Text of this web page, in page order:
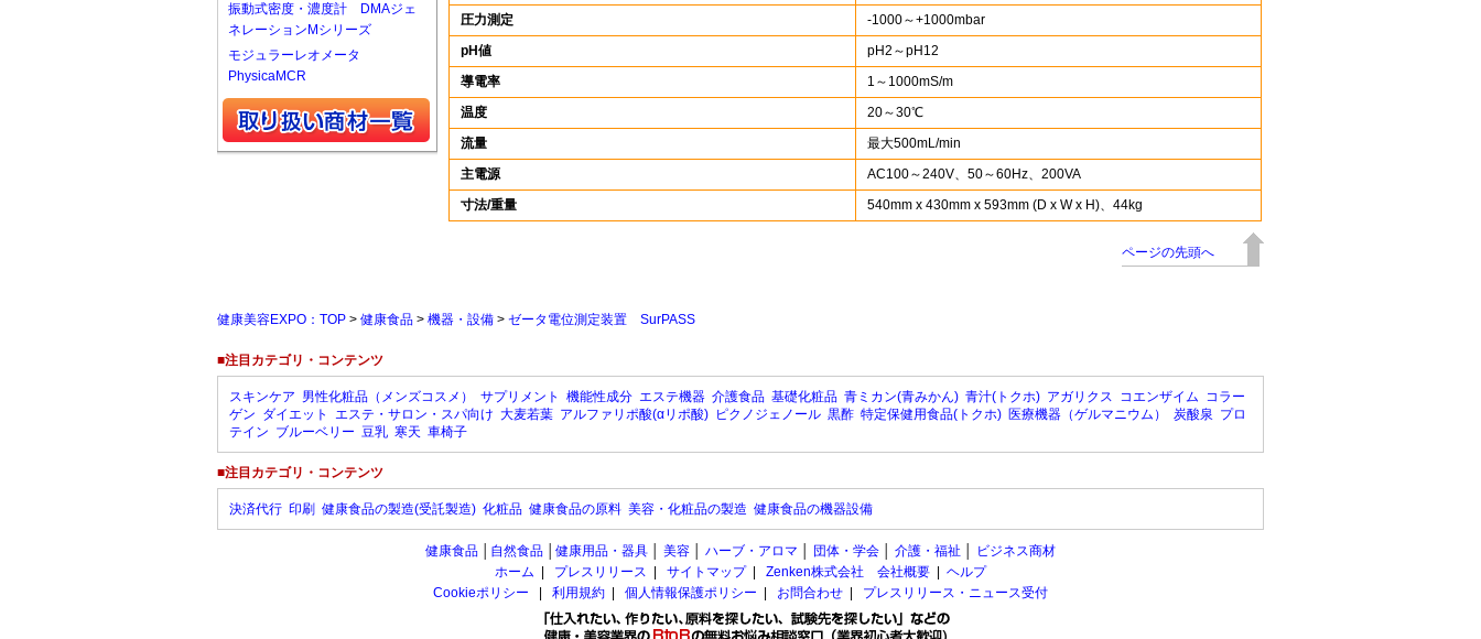
圧力測定
-1000～+1000mbar
pH値
pH2～pH12
導電率
1～1000mS/m
温度
20～30℃
流量
最大500mL/min
主電源
AC100～240V、50～60Hz、200VA
寸法/重量
540mm x 430mm x 593mm (D x W x H)、44kg
ページの先頭へ
振動式密度・濃度計 DMAジェ
ネレーションMシリーズ
モジュラーレオメータ
PhysicaMCR
健康美容EXPO：TOP > 健康食品 > 機器・設備 > ゼータ電位測定装置 SurPASS
■注目カテゴリ・コンテンツ
スキンケア 男性化粧品（メンズコスメ） サプリメント 機能性成分 エステ機器 介護食品 基礎化粧品 青ミカン(青みかん) 青汁(トクホ) アガリクス コエンザイム コラー
ゲン ダイエット エステ・サロン・スパ向け 大麦若葉 アルファリポ酸(αリポ酸) ピクノジェノール 黒酢 特定保健用食品(トクホ) 医療機器（ゲルマニウム） 炭酸泉 プロ
テイン ブルーベリー 豆乳 寒天 車椅子
■注目カテゴリ・コンテンツ
決済代行 印刷 健康食品の製造(受託製造) 化粧品 健康食品の原料 美容・化粧品の製造 健康食品の機器設備
健康食品 自然食品 健康用品・器具 美容 ハーブ・アロマ 団体・学会 介護・福祉
ビジネス商材
ホーム
プレスリリース サイトマップ| Zenken株式会社 会社概要
ヘルプ
Cookieポリシー
利用規約 個人情報保護ポリシー お問合わせ プレスリリース・ニュース受付